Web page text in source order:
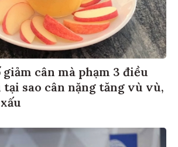
cân mà phạm 3 điều
sao cân nặng tăng vù vù,